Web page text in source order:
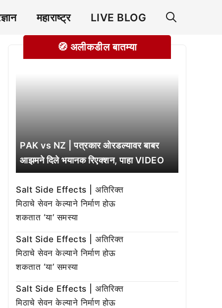
महाराष्ट्र LIVE BLOG
🧭 अलीकडील बातम्या
PAK vs NZ | पत्रकार ओरडल्यावर बाबर
आझमने दिले भयानक रिएक्शन, पाहा VIDEO
Salt Side Effects | अतिरिक्त
मिठाचे सेवन केल्याने निर्माण होऊ
शकतात ‘या’ समस्या
Salt Side Effects | अतिरिक्त
मिठाचे सेवन केल्याने निर्माण होऊ
शकतात ‘या’ समस्या
Salt Side Effects | अतिरिक्त
मिठाचे सेवन केल्याने निर्माण होऊ